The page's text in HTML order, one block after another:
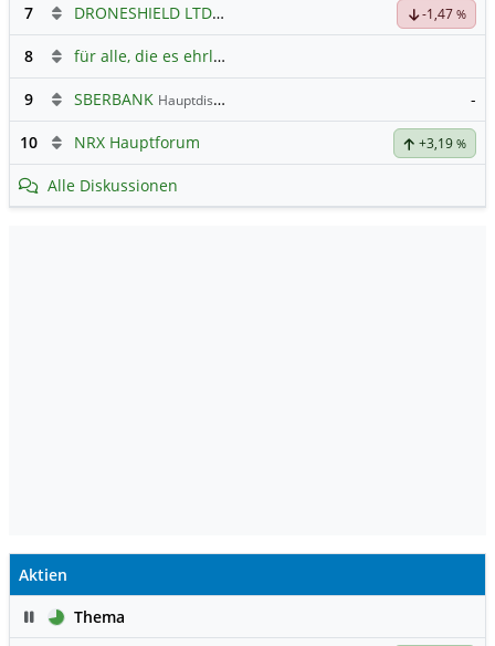
7 DRONESHIELD LTDHauptdiskussion -1,47 %
8 für alle, die es ehrlich meinen beim Traden.
9 SBERBANK Hauptdiskussion -
10 NRX Hauptforum +3,19 %
Alle Diskussionen
Aktien
PauseThema